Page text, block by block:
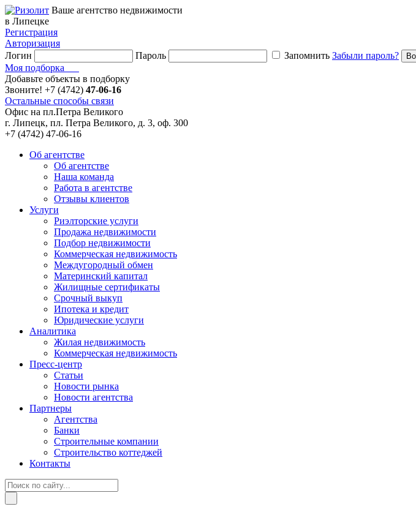
Ваше агентство недвижимости
в Липецке
Регистрация
Авторизация
Логин
Пароль Запомнить Забыли пароль?
Моя подборка
Добавьте объекты в подборку
Звоните! +7 (4742) 47-06-16
Остальные способы связи
Офис на пл.Петра Великого
г. Липецк, пл. Петра Великого, д. 3, оф. 300
+7 (4742) 47-06-16
Об агентстве
Об агентстве
Наша команда
Работа в агентстве
Отзывы клиентов
Услуги
Риэлторские услуги
Продажа недвижимости
Подбор недвижимости
Коммерческая недвижимость
Междугородный обмен
Материнский капитал
Жилищные сертификаты
Срочный выкуп
Ипотека и кредит
Юридические услуги
Аналитика
Жилая недвижимость
Коммерческая недвижимость
Пресс-центр
Статьи
Новости рынка
Новости агентства
Партнеры
Агентства
Банки
Строительные компании
Строительство коттеджей
Контакты